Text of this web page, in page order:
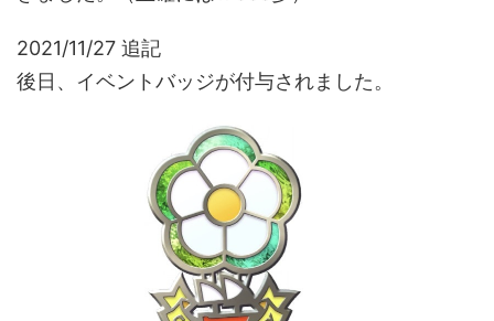
2021/11/27 追記
後日、イベントバッジが付与されました。